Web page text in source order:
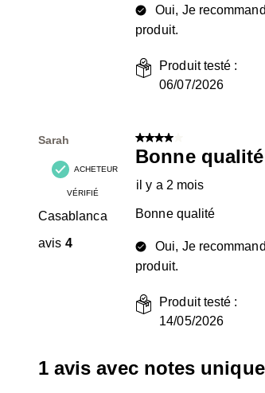
Oui, Je
produit.
Produit testé :
06/07/2026
Sarah
ACHETEUR
VÉRIFIÉ
Casablanca
avis 4
4 sur 5 étoiles.
Bonne qualité
il y a 2 mois
Bonne qualité
Oui, Je
produit.
Produit testé :
14/05/2026
1 avis avec notes